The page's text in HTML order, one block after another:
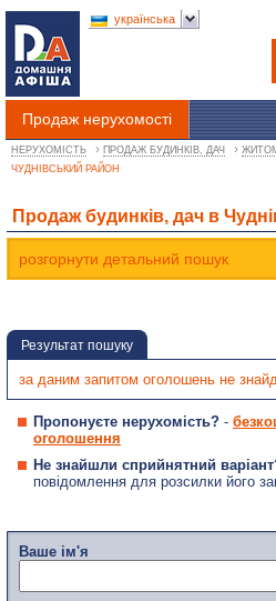
Продаж нерухомості
українська
НЕРУХОМІСТЬ › ПРОДАЖ БУДИНКІВ, ДАЧ ›
ЧУДНІВСЬКИЙ РАЙОН
Продаж будинків, дач в
розгорнути детальний пошук
Результат пошуку
за даним запитом оголошень не
Пропонуєте нерухомість? -
оголошення
Не знайшли сприйнятний
повідомлення для розсилки його
Ваше ім'я